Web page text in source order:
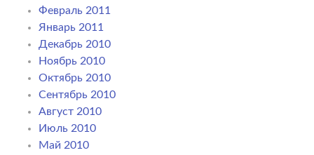
Февраль 2011
Январь 2011
Декабрь 2010
Ноябрь 2010
Октябрь 2010
Сентябрь 2010
Август 2010
Июль 2010
Май 2010